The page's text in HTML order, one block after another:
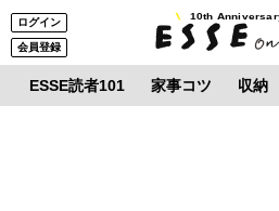
ログイン
会員登録
10th
ESSE読者101 家事コツ 収納